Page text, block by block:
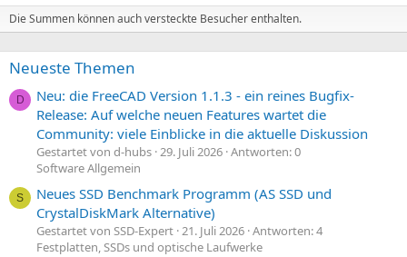
Die Summen können auch versteckte Besucher enthalten.
Neueste Themen
D
Neu: die FreeCAD Version 1.1.3 - ein reines Bugfix-
Release: Auf welche neuen Features wartet die
Community: viele Einblicke in die aktuelle Diskussion
Gestartet von d-hubs 29. Juli 2026 Antworten: 0
Software Allgemein
S
Neues SSD Benchmark Programm (AS SSD und
CrystalDiskMark Alternative)
Gestartet von SSD-Expert 21. Juli 2026 Antworten: 4
Festplatten, SSDs und optische Laufwerke